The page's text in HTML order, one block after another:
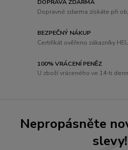
DOPRAVA ZDARMA
Dopravné zdarma získáte při
BEZPEČNÝ NÁKUP
Certifikát ověřeno zákazníky
100% VRÁCENÍ PENĚZ
U zboží vráceného ve 14-ti
Nepropásněte
slevy!